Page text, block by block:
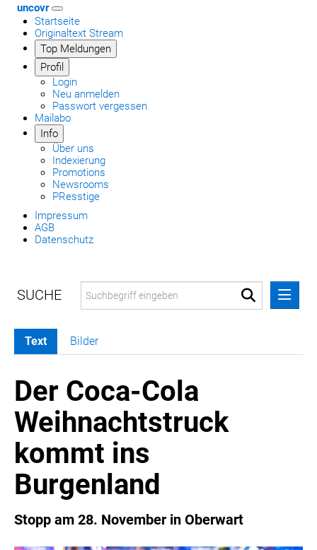
uncovr
Startseite
Originaltext Stream
Top Meldungen
Profil
Login
Neu anmelden
Passwort vergessen
Mailabo
Info
Über uns
Indexierung
Promotions
Newsrooms
PResstige
Impressum
AGB
Datenschutz
MELDUNGEN
COCA-COLA
Coca-Cola CUP
COCA-COLA HBC ÖSTERREICH
RÖMERQUELLE
ÖSTERREICHISCHE SPORTHILFE
KESCH
BARFLY'S CLUB
Text Bilder
Der Coca-Cola
Weihnachtstruck
kommt ins
Burgenland
Stopp am 28. November in Oberwart